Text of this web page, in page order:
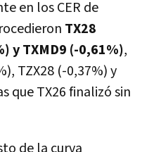
en los CER de
TX28
y TXMD9 (-0,61%),
TZX28 (-0,37%) y
que TX26 finalizó sin